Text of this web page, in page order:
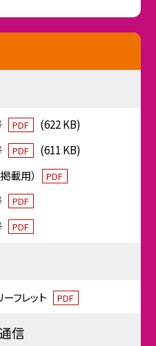
PDF
(622 KB)
PDF
(611 KB)
載用）
PDF
PDF
PDF
フレット PDF
信